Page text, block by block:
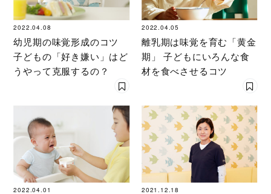
2022.04.08
幼児期の味覚形成のコツ
子どもの「好き嫌い」はど
うやって克服するの？
2022.04.05
離乳期は味覚を育む「黄金
期」 子どもにいろんな食
材を食べさせるコツ
2022.04.01 2021.12.18